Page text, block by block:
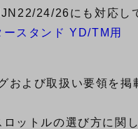
24/26にも対応し
ースタンド YD/TM用
および取扱い要領を
ットルの選び方に関